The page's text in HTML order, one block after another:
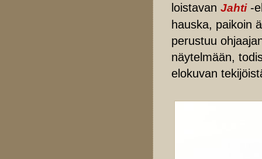
loistavan Jahti-
hauska, paikoin
perustuu
näytelmään,
elokuvan